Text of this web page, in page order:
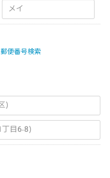
郵便番号検索